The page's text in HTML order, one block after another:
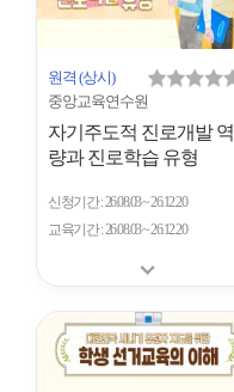
원격 (상시)
중앙교육연수원
자기주도적 진로개발 역
량과 진로학습 유형
신청기간 26.08.03 ~ 26.12.20
교육기간 26.08.03 ~ 26.12.20